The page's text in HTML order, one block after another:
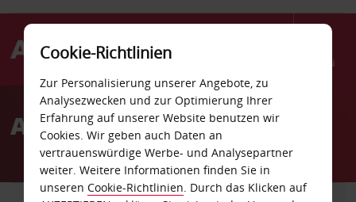
Menü
AvisAutovermietung Lage
FAHRZEUG TRANSPORTER
Cookie-Richtlinien
Zur Personalisierung unserer Angebote, zu
Analysezwecken und zur Optimierung Ihrer
Erfahrung auf unserer Website benutzen wir
Cookies. Wir geben auch Daten an
vertrauenswürdige Werbe- und Analysepartner
weiter. Weitere Informationen finden Sie in
unseren Cookie-Richtlinien. Durch das Klicken auf